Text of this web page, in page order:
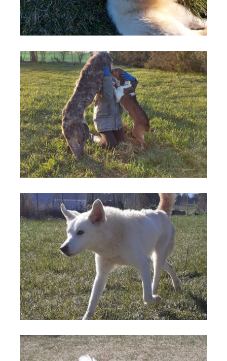
cane 5
cane 6
cane 7